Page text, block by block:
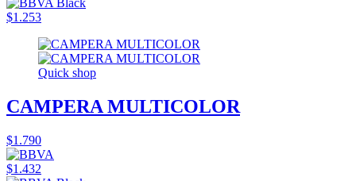
$1.253
Quick shop
CAMPERA MULTICOLOR
$1.790
$1.432